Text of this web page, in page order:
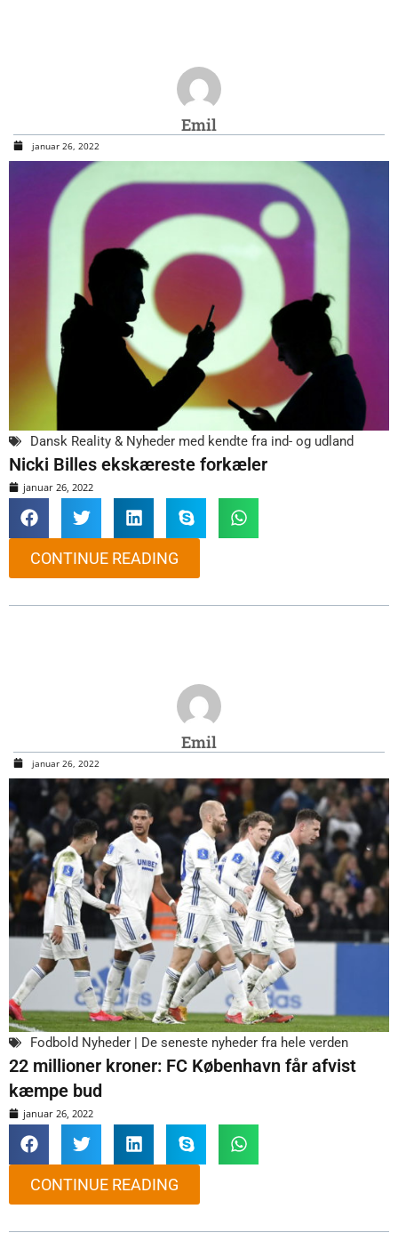
Emil
januar 26, 2022
Dansk Reality & Nyheder med kendte fra ind- og udland
Nicki Billes ekskæreste forkæler
januar 26, 2022
CONTINUE READING
Emil
januar 26, 2022
Fodbold Nyheder | De seneste nyheder fra hele verden
22 millioner kroner: FC København får afvist
kæmpe bud
januar 26, 2022
CONTINUE READING